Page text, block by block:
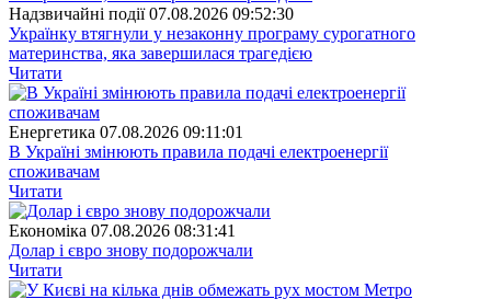
Надзвичайні події 07.08.2026 09:52:30
Українку втягнули у незаконну програму сурогатного
материнства, яка завершилася трагедією
Читати
Енергетика 07.08.2026 09:11:01
В Україні змінюють правила подачі електроенергії
споживачам
Читати
Економіка 07.08.2026 08:31:41
Долар і євро знову подорожчали
Читати